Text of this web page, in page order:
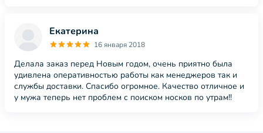
Екатерина
16 января 2018
Делала заказ перед Новым годом, очень приятно была
удивлена оперативностью работы как менеджеров так и
службы доставки. Спасибо огромное. Качество отличное и
у мужа теперь нет проблем с поиском носков по утрам!!